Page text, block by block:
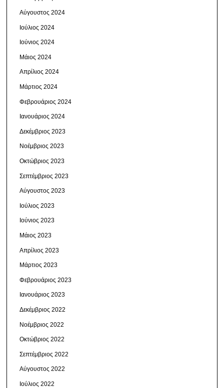
Αύγουστος 2024
Ιούλιος 2024
Ιούνιος 2024
Μάιος 2024
Απρίλιος 2024
Μάρτιος 2024
Φεβρουάριος 2024
Ιανουάριος 2024
Δεκέμβριος 2023
Νοέμβριος 2023
Οκτώβριος 2023
Σεπτέμβριος 2023
Αύγουστος 2023
Ιούλιος 2023
Ιούνιος 2023
Μάιος 2023
Απρίλιος 2023
Μάρτιος 2023
Φεβρουάριος 2023
Ιανουάριος 2023
Δεκέμβριος 2022
Νοέμβριος 2022
Οκτώβριος 2022
Σεπτέμβριος 2022
Αύγουστος 2022
Ιούλιος 2022